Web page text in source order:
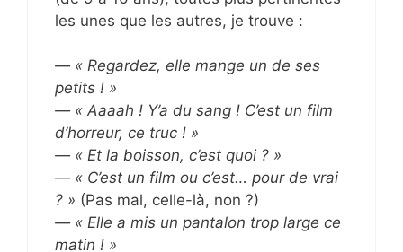
les unes que les autres, je trouve :
— « Regardez, elle mange un de ses
petits ! »
— « Aaaah ! Y’a du sang ! C’est un film
d’horreur, ce truc ! »
— « Et la boisson, c’est quoi ? »
— « C’est un film ou c’est… pour de vrai
? » (Pas mal, celle-là, non ?)
— « Elle a mis un pantalon trop large ce
matin ! »